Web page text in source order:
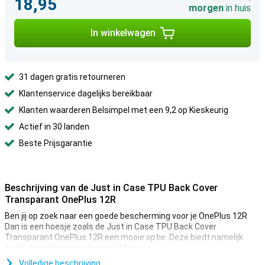
18,95
morgen in huis
In winkelwagen
31 dagen gratis retourneren
Klantenservice dagelijks bereikbaar
Klanten waarderen Belsimpel met een 9,2 op Kieskeurig
Actief in 30 landen
Beste Prijsgarantie
Beschrijving van de Just in Case TPU Back Cover
Transparant OnePlus 12R
Ben jij op zoek naar een goede bescherming voor je OnePlus 12R
Dan is een hoesje zoals de Just in Case TPU Back Cover
Transparant OnePlus 12R een mooie optie. Deze biedt namelijk
goede bescherming voor je telefoon.